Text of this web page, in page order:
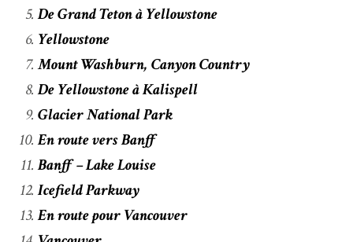
De Grand Teton à Yellowstone
Yellowstone
Mount Washburn, Canyon Country
De Yellowstone à Kalispell
Glacier National Park
En route vers Banff
Banff – Lake Louise
Icefield Parkway
En route pour Vancouver